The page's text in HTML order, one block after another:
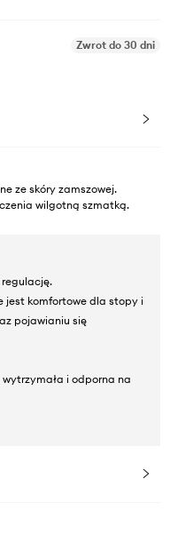
Zwrot do 30 dni
ze skóry zamszowej.
wilgotną szmatką.
jest komfortowe dla stopy i
pojawianiu się
i odporna na